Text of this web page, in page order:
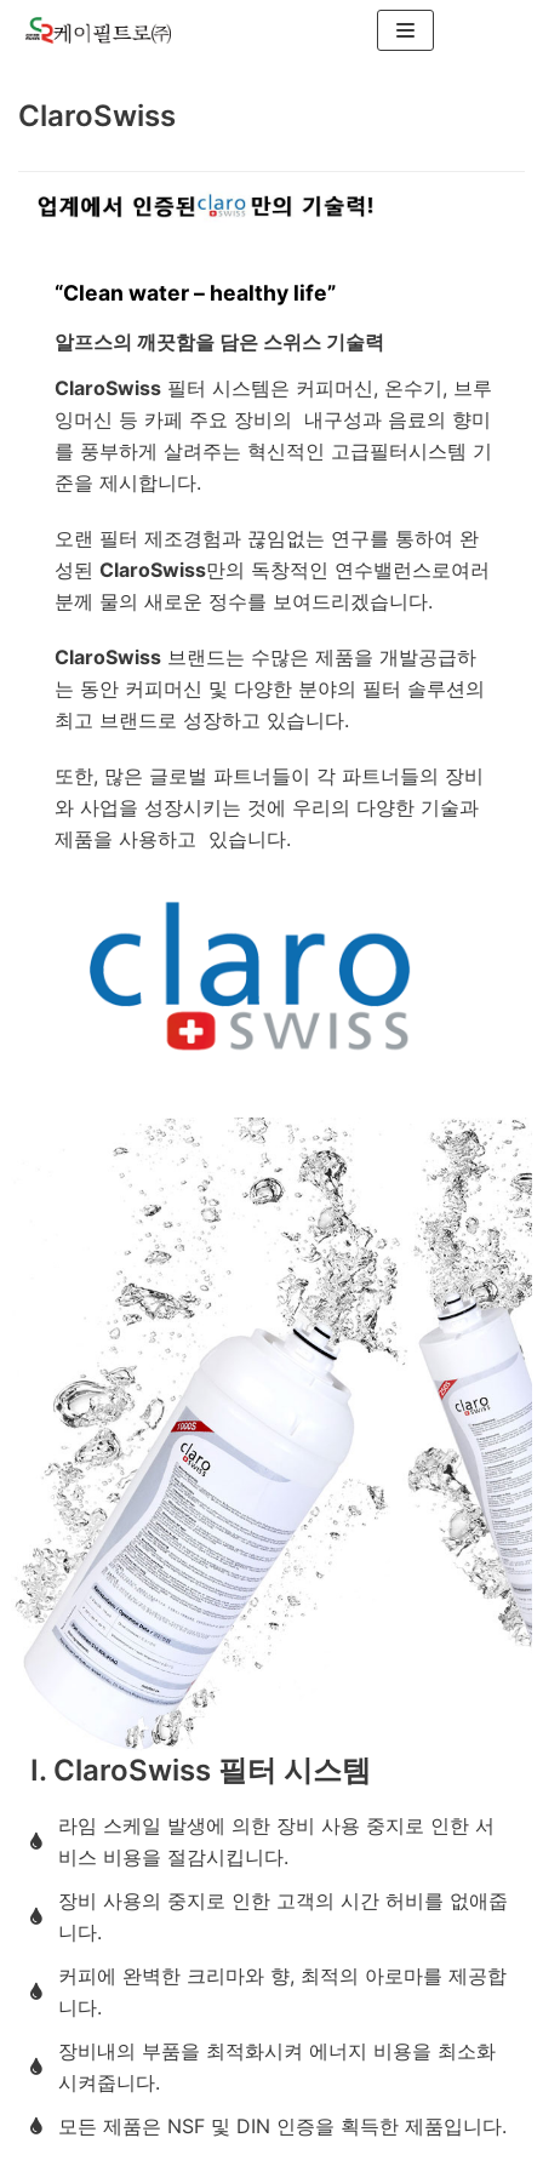
콘
로
뛰
ClaroSwiss
“Clean water – healthy life”
알프스의 깨끗함을 담은 스위스 기술력
ClaroSwiss 필터 시스템은 커피머신, 온수기, 브루
잉머신 등 카페 주요 장비의 내구성과 음료의 향미
를 풍부하게 살려주는 혁신적인 고급필터시스템 기
준을 제시합니다.
오랜 필터 제조경험과 끊임없는 연구를 통하여 완
성된 ClaroSwiss만의 독창적인 연수밸런스로여러
분께 물의 새로운 정수를 보여드리겠습니다.
ClaroSwiss 브랜드는 수많은 제품을 개발공급하
는 동안 커피머신 및 다양한 분야의 필터 솔루션의
최고 브랜드로 성장하고 있습니다.
또한, 많은 글로벌 파트너들이 각 파트너들의 장비
와 사업을 성장시키는 것에 우리의 다양한 기술과
제품을 사용하고 있습니다.
Ⅰ. ClaroSwiss 필터 시스템
라임 스케일 발생에 의한 장비 사용 중지로 인한 서
비스 비용을 절감시킵니다.
장비 사용의 중지로 인한 고객의 시간 허비를 없애줍
니다.
커피에 완벽한 크리마와 향, 최적의 아로마를 제공합
니다.
장비내의 부품을 최적화시켜 에너지 비용을 최소화
시켜줍니다.
모든 제품은 NSF 및 DIN 인증을 획득한 제품입니다.